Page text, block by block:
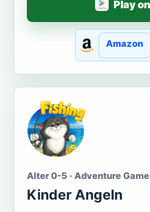
Play
Amazon
Alter 0-5 · Adventure
Kinder Angeln